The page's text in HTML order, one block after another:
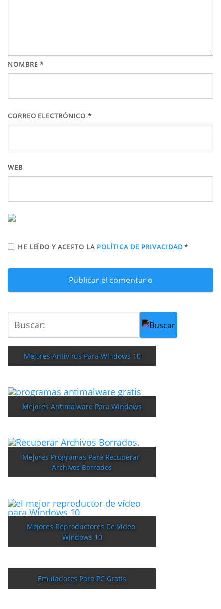
NOMBRE *
CORREO ELECTRÓNICO *
WEB
HE LEÍDO Y ACEPTO LA POLÍTICA DE PRIVACIDAD *
Mejores Antivirus Para Windows 10
Mejores Antimalware Para Windows
Mejores Programas Para Recuperar
Archivos Borrados
Mejores Reproductores De Vídeo
Windows 10
Emuladores Para PC Gratis